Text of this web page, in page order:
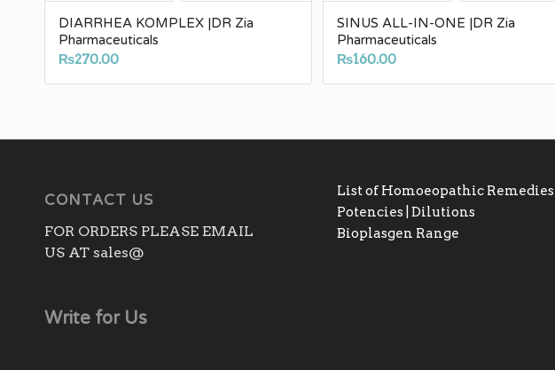
DIARRHEA KOMPLEX |DR Zia
Pharmaceuticals
₨270.00
SINUS ALL-IN-ONE |DR Zia
Pharmaceuticals
₨160.00
CONTACT US
FOR ORDERS PLEASE EMAIL
US AT sales@
Write for Us
List of Homoeopathic Remedies |
Potencies | Dilutions
Bioplasgen Range